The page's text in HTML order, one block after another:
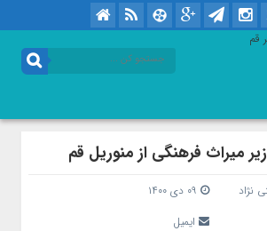
میراث فرهنگی از منوریل قم
نژاد
ایمیل